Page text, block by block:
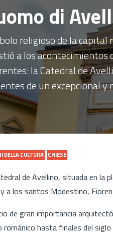
di
religioso de la capital
a los
la Catedral de
de un excepcional
DELLA CULTURA CHIESE
de Avellino, situada en la
a los santos Modestino,
de gran importancia
románico hasta finales del